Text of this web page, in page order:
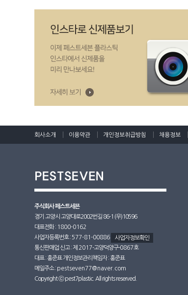
회사소개 이용약관 개인정보취급방침 채용정보
주식회사 페스트세븐
경기 고양시 고양대로2002번길 86-1 (우)10596
대표전화 : 1800-0162
사업자등록번호 : 577-81-00886
사업자정보확인
통신판매업 신고 : 제 2017-고양덕양구-0867호
대표 : 홍준표 개인정보관리책임자 : 홍준표
메일주소 : pestseven77@naver.com
Copyright ⓒ pest7plastic. All rights reserved.